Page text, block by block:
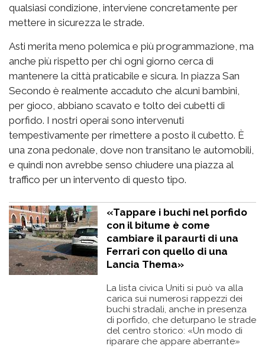
qualsiasi condizione, interviene concretamente per
mettere in sicurezza le strade.
Asti merita meno polemica e più programmazione, ma
anche più rispetto per chi ogni giorno cerca di
mantenere la città praticabile e sicura. In piazza San
Secondo è realmente accaduto che alcuni bambini,
per gioco, abbiano scavato e tolto dei cubetti di
porfido. I nostri operai sono intervenuti
tempestivamente per rimettere a posto il cubetto. È
una zona pedonale, dove non transitano le automobili,
e quindi non avrebbe senso chiudere una piazza al
traffico per un intervento di questo tipo.
«Tappare i buchi nel porfido
con il bitume è come
cambiare il paraurti di una
Ferrari con quello di una
Lancia Thema»
La lista civica Uniti si può va alla
carica sui numerosi rappezzi dei
buchi stradali, anche in presenza
di porfido, che deturpano le strade
del centro storico: «Un modo di
riparare che appare aberrante»